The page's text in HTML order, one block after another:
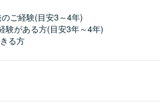
ご経験(目安3～4年)
験がある方(目安3年～4年)
る方